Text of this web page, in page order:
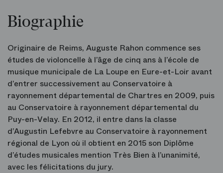
Biographie
Originaire de Reims, Auguste Rahon commence ses
études de violoncelle à l’âge de cinq ans à l’école de
musique municipale de La Loupe en Eure-et-Loir avant
d’entrer successivement au Conservatoire à
rayonnement départemental de Chartres en 2009, puis
au Conservatoire à rayonnement départemental du
Puy-en-Velay. En 2012, il entre dans la classe
d’Augustin Lefebvre au Conservatoire à rayonnement
régional de Lyon où il obtient en 2015 son Diplôme
d’études musicales mention Très Bien à l’unanimité,
avec les félicitations du jury.